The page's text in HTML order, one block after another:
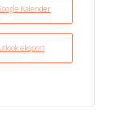
Kalender
eksport